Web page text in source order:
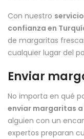
Con nuestro
confianza en
de margaritas
cualquier lugar del
Enviar
No importa en qué
enviar margaritas a
alguien con un
expertos preparan